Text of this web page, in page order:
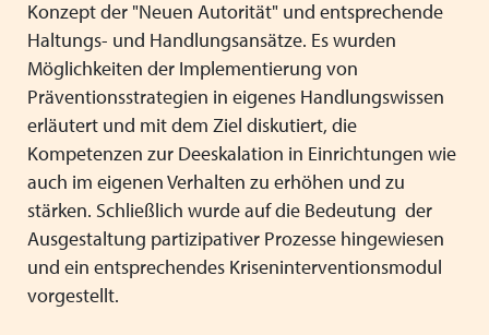
Konzept der "Neuen Autorität" und entsprechende
Haltungs- und Handlungsansätze. Es wurden
Möglichkeiten der Implementierung von
Präventionsstrategien in eigenes Handlungswissen
erläutert und mit dem Ziel diskutiert, die
Kompetenzen zur Deeskalation in Einrichtungen wie
auch im eigenen Verhalten zu erhöhen und zu
stärken. Schließlich wurde auf die Bedeutung der
Ausgestaltung partizipativer Prozesse hingewiesen
und ein entsprechendes Kriseninterventionsmodul
vorgestellt.